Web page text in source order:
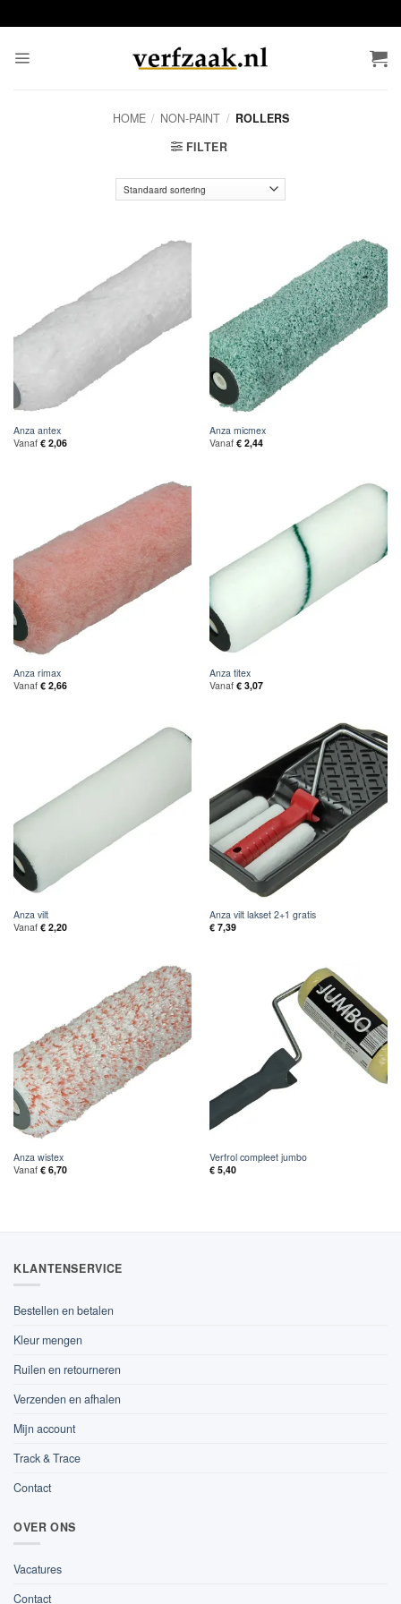
naar
HOME / NON-PAINT / ROLLERS
FILTER
Anza antex
Vanaf €2,06
Anza micmex
Vanaf €2,44
Anza rimax
Vanaf €2,66
Anza titex
Vanaf €3,07
Anza vilt
Vanaf €2,20
Anza vilt lakset 2+1 gratis
€7,39
Anza wistex
Vanaf €6,70
Verfrol compleet jumbo
€5,40
KLANTENSERVICE
Bestellen en betalen
Kleur mengen
Ruilen en retourneren
Verzenden en afhalen
Mijn account
Track & Trace
Contact
OVER ONS
Vacatures
Contact